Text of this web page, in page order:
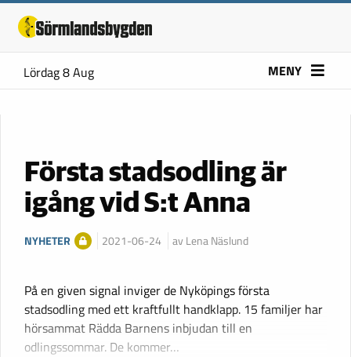
Lördag 8 Aug MENY
Första stadsodling är
igång vid S:t Anna
NYHETER 2021-06-24 av Lena Näslund
På en given signal inviger de Nyköpings första
stadsodling med ett kraftfullt handklapp. 15 familjer har
hörsammat Rädda Barnens inbjudan till en
odlingssommar. De kommer…